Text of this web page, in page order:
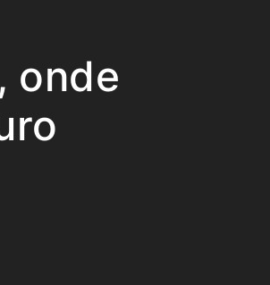
onde